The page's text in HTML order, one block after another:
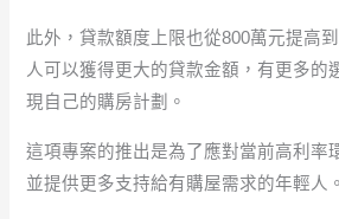
此外，貸款額度上限也從800萬元提高
人可以獲得更大的貸款金額，有更多的
現自己的購房計劃。
這項專案的推出是為了應對當前高利率
並提供更多支持給有購屋需求的年輕人。